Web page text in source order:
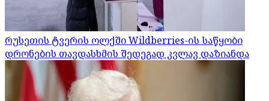
რუსეთის ტვერის ოლქში Wildberries-ის საწყობი
დრონების თავდასხმის შედეგად კვლავ დაზიანდა